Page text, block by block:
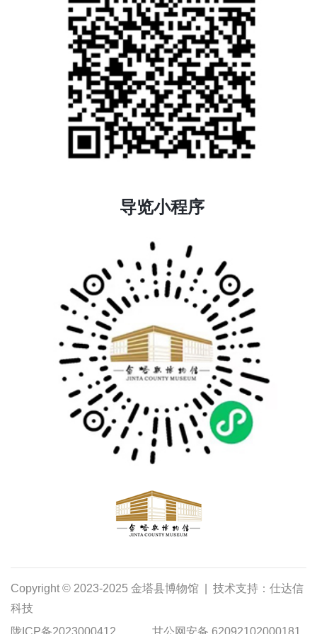
导览小程序
Copyright © 2023-2025 金塔县博物馆 | 技术支持：仕达信
科技
陇ICP备2023000412
甘公网安备 62092102000181